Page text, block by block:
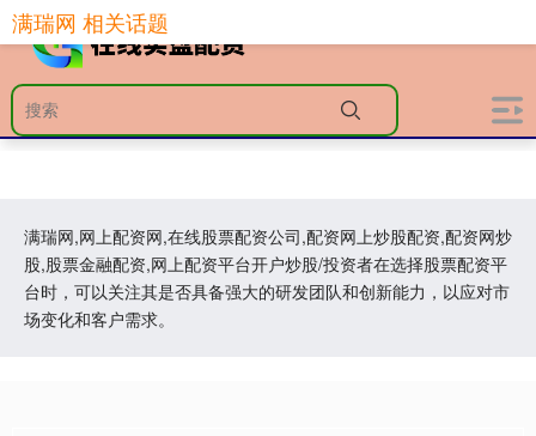
满瑞网,网上配资网,在线股票配资公司,配资网上炒股配资,配资网炒
股,股票金融配资,网上配资平台开户炒股/投资者在选择股票配资平
台时，可以关注其是否具备强大的研发团队和创新能力，以应对市
场变化和客户需求。
满瑞网 相关话题